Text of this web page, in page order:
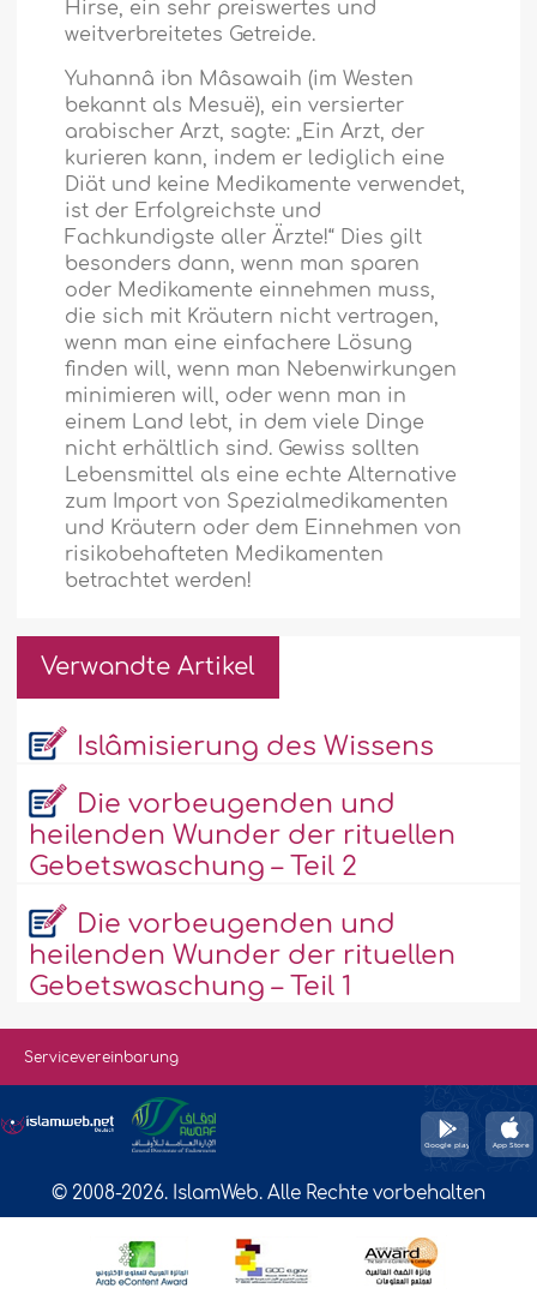
Hirse, ein sehr preiswertes und
weitverbreitetes Getreide.
Yuhannâ ibn Mâsawaih (im Westen
bekannt als Mesuë), ein versierter
arabischer Arzt, sagte: „Ein Arzt, der
kurieren kann, indem er lediglich eine
Diät und keine Medikamente verwendet,
ist der Erfolgreichste und
Fachkundigste aller Ärzte!“ Dies gilt
besonders dann, wenn man sparen
oder Medikamente einnehmen muss,
die sich mit Kräutern nicht vertragen,
wenn man eine einfachere Lösung
finden will, wenn man Nebenwirkungen
minimieren will, oder wenn man in
einem Land lebt, in dem viele Dinge
nicht erhältlich sind. Gewiss sollten
Lebensmittel als eine echte Alternative
zum Import von Spezialmedikamenten
und Kräutern oder dem Einnehmen von
risikobehafteten Medikamenten
betrachtet werden!
Verwandte Artikel
Islâmisierung des Wissens
Die vorbeugenden und
heilenden Wunder der rituellen
Gebetswaschung – Teil 2
Die vorbeugenden und
heilenden Wunder der rituellen
Gebetswaschung – Teil 1
Servicevereinbarung
© 2008-2026. IslamWeb. Alle Rechte vorbehalten